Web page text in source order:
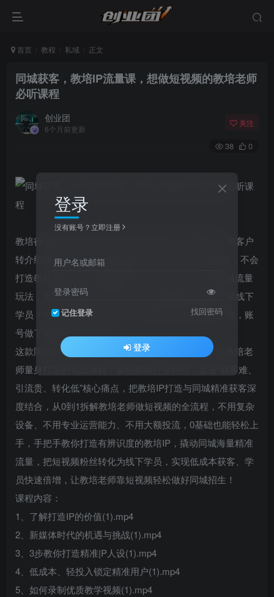
首页 教程 私域 正文
同城获客，教培IP流量课，想做短视频的教培老师
必听课程
创业团
6个月前更新
关注
38 0
教培行业获客越来越难？线下地推成本高、效果差，老客户
转介绍杯水车薪？想做短视频引流，却0基础不懂操作，不会
打造教培专属IP，拍的视频没流量、不吸粉？不懂同城流量
玩法，无法精准触达本地家长，短视频涨粉却难转化成线下
学员？有线上运营基础，却摸不透教培赛道的流量逻辑，账
号做了很久依旧没起色？
这款同城获客・教培IP流量课，是专为想做短视频的教培老
师量身打造的实战课程！聚焦教培行业特性，直击“获客难、
引流贵、转化低”核心痛点，把教培IP打造与同城精准获客深
度结合，从0到1拆解教培老师做短视频的全流程，不用复杂
设备、不用专业运营能力、不用大额投流，0基础也能轻松上
手，手把手教你打造有辨识度的教培IP，撬动同城海量精准
流量，把短视频粉丝转化为线下学员，实现低成本获客、学
员快速倍增，让教培老师靠短视频轻松做好同城招生！
课程内容：
1、了解打造IP的价值(1).mp4
2、新媒体时代的机遇与挑战(1).mp4
3、3步教你打造精准|P人设(1).mp4
4、低成本、轻投入锁定精准用户(1).mp4
5、如何录制优质教学视频(1).mp4
登录
没有账号？立即注册
用户名或邮箱
登录密码
记住登录 找回密码
登录